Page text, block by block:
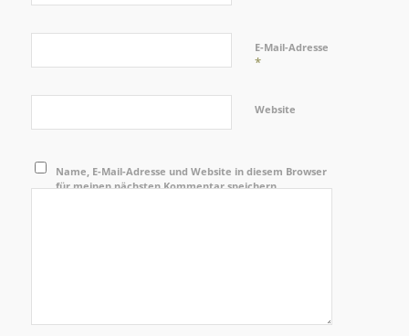
E-Mail-Adresse
*
Website
Name, E-Mail-Adresse und Website in diesem Browser
für meinen nächsten Kommentar speichern.